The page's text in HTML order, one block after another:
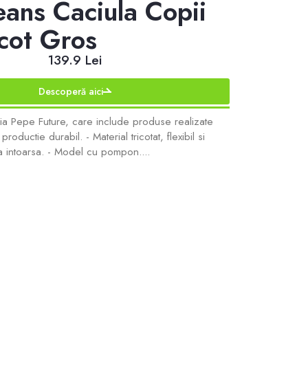
Caciula Copii
Gros
139.9 Lei
Descoperă aici
Pepe Future, care include produse realizate
durabil. - Material tricotat, flexibil si
intoarsa. - Model cu pompon....